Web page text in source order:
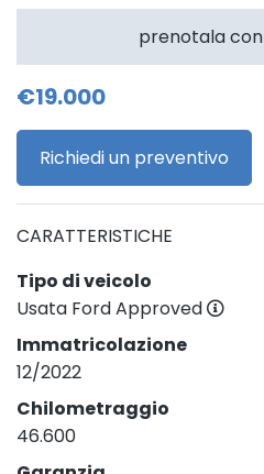
prenotala con
€19.000
Richiedi un preventivo
CARATTERISTICHE
Tipo di veicolo
Usata Ford Approved
Immatricolazione
12/2022
Chilometraggio
46.600